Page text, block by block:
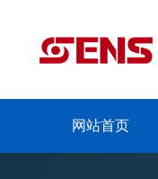
网站首页